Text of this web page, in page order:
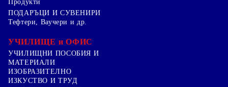
Продукти
ПОДАРЪЦИ И СУВЕНИРИ
Тефтери, Ваучери и др.
УЧИЛИЩЕ и ОФИС
УЧИЛИЩНИ ПОСОБИЯ И
МАТЕРИАЛИ
ИЗОБРАЗИТЕЛНО
ИЗКУСТВО И ТРУД